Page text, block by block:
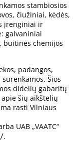
stambiosios
čiužiniai, kėdės,
įrenginiai ir
galvaniniai
buitinės chemijos
padangos,
Šios
didelių gabaritų
šių aikštelių
rasti Vilniaus
UAB „VAATC“
.